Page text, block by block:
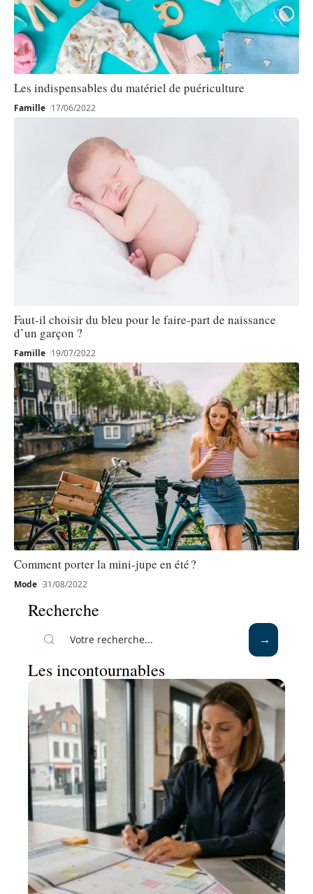
Les indispensables du matériel de puériculture
Famille 17/06/2022
Faut-il choisir du bleu pour le faire-part de naissance
d’un garçon ?
Famille 19/07/2022
Comment porter la mini-jupe en été ?
Mode 31/08/2022
Recherche
Les incontournables